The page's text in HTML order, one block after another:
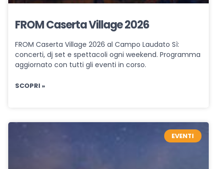
FROM Caserta Village 2026
FROM Caserta Village 2026 al Campo Laudato Sì:
concerti, dj set e spettacoli ogni weekend. Programma
aggiornato con tutti gli eventi in corso.
SCOPRI »
EVENTI